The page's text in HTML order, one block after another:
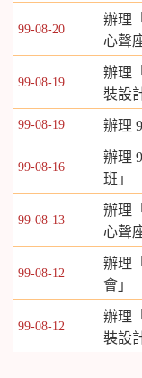
99-08-20
辦理
心聲
99-08-19
辦理
裝設
99-08-19 辦理
99-08-16
辦理
班」
99-08-13
辦理
心聲
99-08-12
辦理
會」
99-08-12
辦理
裝設